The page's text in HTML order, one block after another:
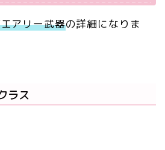
アリー武器の詳細になりま
ラス